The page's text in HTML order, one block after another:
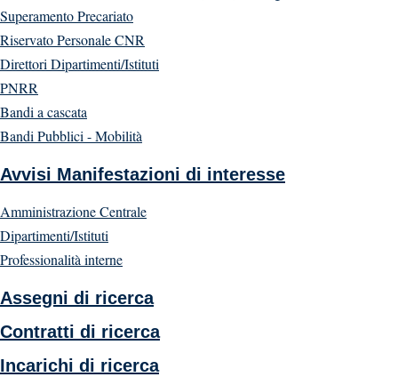
Superamento Precariato
Riservato Personale CNR
Direttori Dipartimenti/Istituti
PNRR
Bandi a cascata
Bandi Pubblici - Mobilità
Avvisi Manifestazioni di interesse
Amministrazione Centrale
Dipartimenti/Istituti
Professionalità interne
Assegni di ricerca
Contratti di ricerca
Incarichi di ricerca